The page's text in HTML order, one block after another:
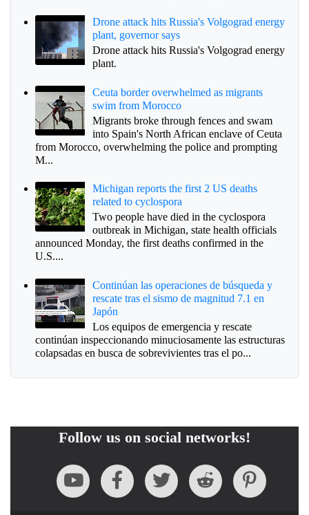
Drone attack hits Russia's Volgograd energy
plant, governor says
Drone attack hits Russia's Volgograd energy
plant.
Ceuta border overwhelmed as migrants
swim from Morocco
Migrants broke through fences and swam
into Spain's North African enclave of Ceuta
from Morocco, overwhelming the police and prompting
M...
Michigan reports the first 2 US deaths
related to cyclospora
Two people have died in the cyclospora
outbreak in Michigan, state health officials
announced Monday, the first deaths confirmed in the
U.S....
Continúan las operaciones de búsqueda y
rescate tras el sismo de magnitud 7.1 en
Japón
Los equipos de emergencia y rescate
continúan inspeccionando minuciosamente las estructuras
colapsadas en busca de sobrevivientes tras el po...
Follow us on social networks!